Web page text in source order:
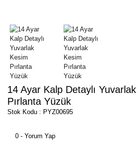
14 Ayar Kalp Detaylı
Pırlanta Yüzük
Stok Kodu : PYZ00695
0 - Yorum Yap